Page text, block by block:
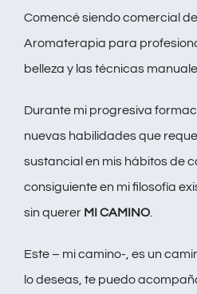
Comencé siendo comercial
Aromaterapia para
belleza y las técnicas
Durante mi progresiva
nuevas habilidades que
sustancial en mis hábitos de
consiguiente en mi filosofía
sin querer MI CAMINO.
Este – mi camino-, es un
lo deseas, te puedo